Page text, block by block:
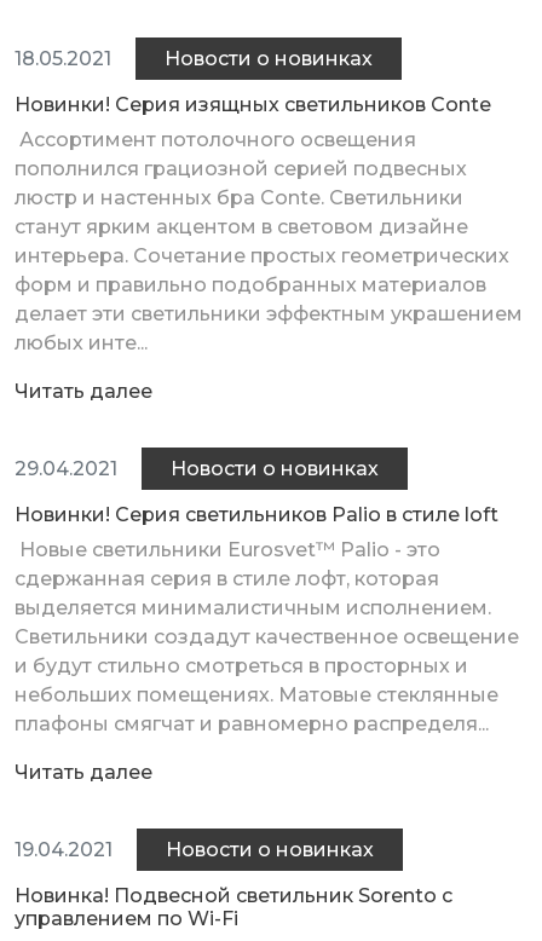
18.05.2021
Новости о новинках
Новинки! Серия изящных светильников Conte
Ассортимент потолочного освещения
пополнился грациозной серией подвесных
люстр и настенных бра Conte. Светильники
станут ярким акцентом в световом дизайне
интерьера. Сочетание простых геометрических
форм и правильно подобранных материалов
делает эти светильники эффектным украшением
любых инте...
Читать далее
29.04.2021
Новости о новинках
Новинки! Серия светильников Palio в стиле loft
Новые светильники Eurosvet™ Palio - это
сдержанная серия в стиле лофт, которая
выделяется минималистичным исполнением.
Светильники создадут качественное освещение
и будут стильно смотреться в просторных и
небольших помещениях. Матовые стеклянные
плафоны смягчат и равномерно распределя...
Читать далее
19.04.2021
Новости о новинках
Новинка! Подвесной светильник Sorento с
управлением по Wi-Fi